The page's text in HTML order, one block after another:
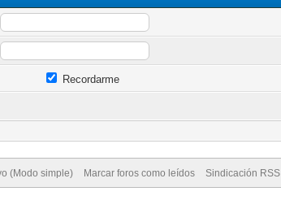
Recordarme
(Modo simple) Marcar foros como leídos Sindicación RSS